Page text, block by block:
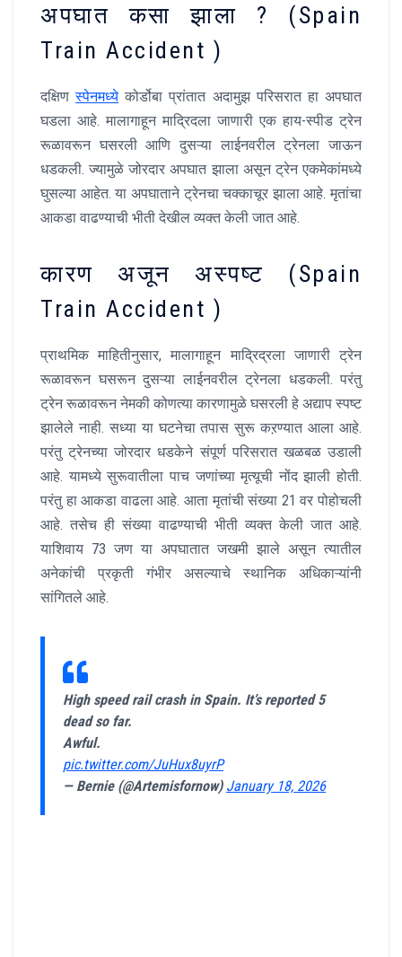
अपघात कसा झाला ? (Spain
Train Accident )
दक्षिणस्पेनमध्ये कोर्डोबा प्रांतात अदामुझ परिसरात हा अपघात
घडला आहे. मालागाहून माद्रिदला जाणारी एक हाय-स्पीड ट्रेन
रूळावरून घसरली आणि दुसऱ्या लाईनवरील ट्रेनला जाऊन
धडकली. ज्यामुळे जोरदार अपघात झाला असून ट्रेन एकमेकांमध्ये
घुसल्या आहेत. या अपघाताने ट्रेनचा चक्काचूर झाला आहे. मृतांचा
आकडा वाढण्याची भीती देखील व्यक्त केली जात आहे.
कारण अजून अस्पष्ट (Spain
Train Accident )
प्राथमिक माहितीनुसार, मालागाहून माद्रिद्रला जाणारी ट्रेन
रूळावरून घसरून दुसऱ्या लाईनवरील ट्रेनला धडकली. परंतु
ट्रेन रूळावरून नेमकी कोणत्या कारणामुळे घसरली हे अद्याप स्पष्ट
झालेले नाही. सध्या या घटनेचा तपास सुरू कऱण्यात आला आहे.
परंतु ट्रेनच्या जोरदार धडकेने संपूर्ण परिसरात खळबळ उडाली
आहे. यामध्ये सुरूवातीला पाच जणांच्या मृत्यूची नोंद झाली होती.
परंतु हा आकडा वाढला आहे. आता मृतांची संख्या 21 वर पोहोचली
आहे. तसेच ही संख्या वाढण्याची भीती व्यक्त केली जात आहे.
याशिवाय 73 जण या अपघातात जखमी झाले असून त्यातील
अनेकांची प्रकृती गंभीर असल्याचे स्थानिक अधिकाऱ्यांनी
सांगितले आहे.
High speed rail crash in Spain. It’s reported 5
dead so far.
Awful.
pic.twitter.com/JuHux8uyrP
— Bernie (@Artemisfornow) January 18, 2026